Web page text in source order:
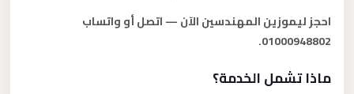
احجز ليموزين المهندسين الآن — اتصل أو واتساب
01000948802.
ماذا تشمل الخدمة؟